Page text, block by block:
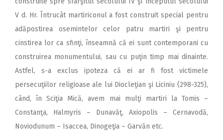
V d. Hr. Întrucât martiriconul a fost construit special pentru
adăpostirea osemintelor celor patru martiri şi pentru
cinstirea lor ca sfinţi, înseamnă că ei sunt contemporani cu
construirea monumentului, sau cu puţin timp mai dinainte.
Astfel, s-a exclus ipoteza că ei ar fi fost victimele
persecuţiilor religioase ale lui Diocleţian şi Liciniu (298-325),
când, în Sciţia Mică, avem mai mulţi martiri la Tomis –
Constanţa, Halmyris – Dunavăţ, Axiopolis – Cernavodă,
Noviodunum – Isaccea, Dinogeţia – Garvăn etc.